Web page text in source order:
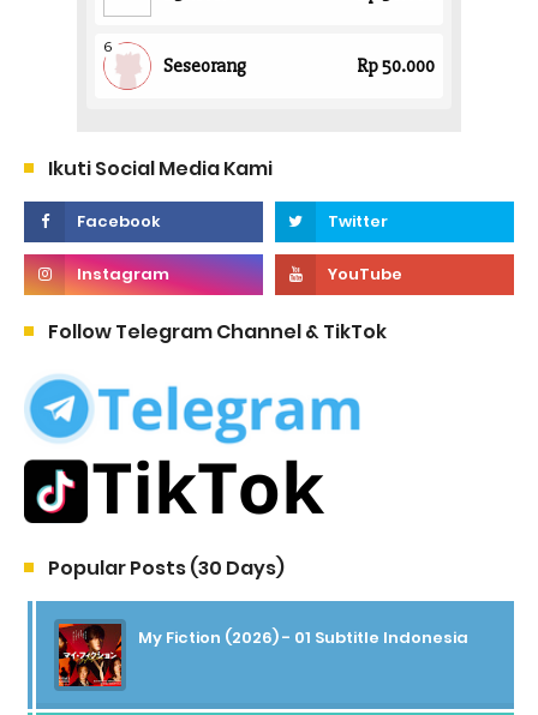
Ikuti Social Media Kami
Follow Telegram Channel & TikTok
Popular Posts (30 Days)
My Fiction (2026) - 01 Subtitle Indonesia